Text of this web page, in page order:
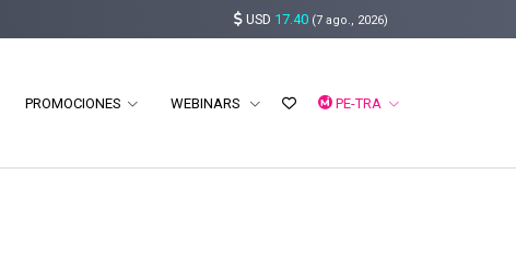
USD 17.40 (7 ago., 2026)
PROMOCIONES WEBINARS PE-TRA